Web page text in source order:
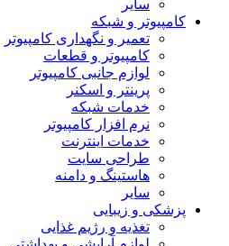
سایر
کامپیوتر و شبکه
تعمیر و نگهداری کامپیوتر
کامپیوتر و قطعات
لوازم جانبی کامپیوتر
پرینتر و اسکنر
خدمات شبکه
نرم افزار کامپیوتر
خدمات اینترنت
طراحی سایت
هاستینگ و دامنه
سایر
پزشکی و زیبایی
تغذیه و رژیم غذایی